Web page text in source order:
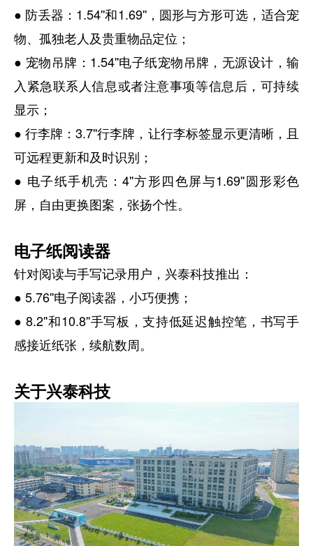
● 防丢器：1.54''和1.69''，圆形与方形可选，适合宠
物、孤独老人及贵重物品定位；
● 宠物吊牌：1.54''电子纸宠物吊牌，无源设计，输
入紧急联系人信息或者注意事项等信息后，可持续
显示；
● 行李牌：3.7''行李牌，让行李标签显示更清晰，且
可远程更新和及时识别；
● 电子纸手机壳：4''方形四色屏与1.69''圆形彩色
屏，自由更换图案，张扬个性。
电子纸阅读器
针对阅读与手写记录用户，兴泰科技推出：
● 5.76''电子阅读器，小巧便携；
● 8.2''和10.8''手写板，支持低延迟触控笔，书写手
感接近纸张，续航数周。
关于兴泰科技